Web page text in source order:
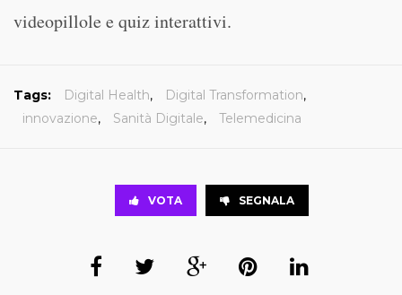
videopillole e quiz interattivi.
Tags: Digital Health, Digital Transformation,
innovazione, Sanità Digitale, Telemedicina
VOTA SEGNALA